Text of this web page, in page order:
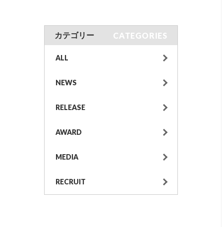
カテゴリー CATEGORIES
ALL
NEWS
RELEASE
AWARD
MEDIA
RECRUIT